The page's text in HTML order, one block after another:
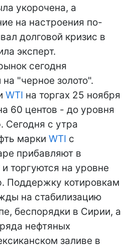
укорочена, а
на настроения по-
долговой кризис в
эксперт.
сегодня
"черное золото".
WTI на торгах 25 ноября
60 центов - до уровня
Сегодня с утра
марки WTI с
прибавляют в
торгуются на уровне
Поддержку котировкам
на стабилизацию
беспорядки в Сирии, а
нефтяных
заливе в